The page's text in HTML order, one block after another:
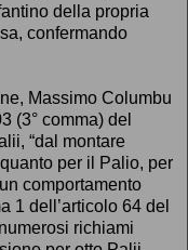
della propria
confermando
Massimo Columbu
(3° comma) del
“dal montare
per il Palio, per
comportamento
1 dell’articolo 64 del
richiami